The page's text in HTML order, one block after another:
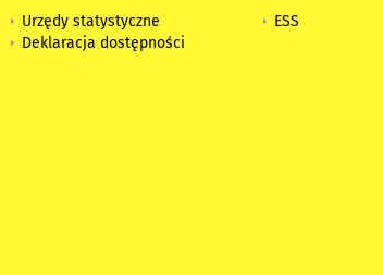
Urzędy statystyczne
Deklaracja dostępności
ESS